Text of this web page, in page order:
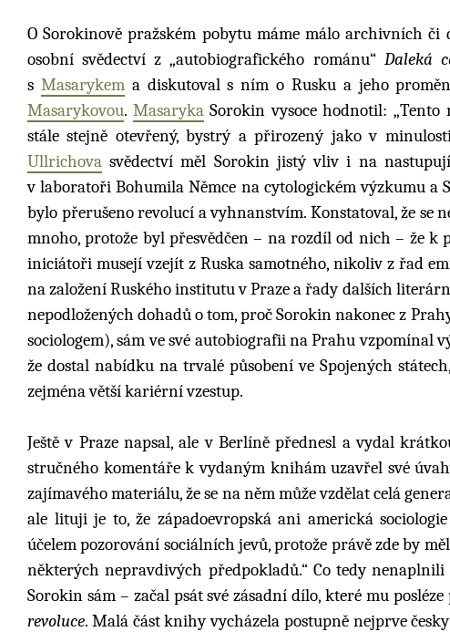
O Sorokinově pražském pobytu máme málo archivních
osobní svědectví z „autobiografického románu“ Daleká
s Masarykema diskutoval s ním o Rusku a jeho
Masarykovou. MasarykaSorokin vysoce hodnotil: „Tento
stále stejně otevřený, bystrý a přirozený jako v
Ullrichova svědectví měl Sorokin jistý vliv i na
v laboratoři Bohumila Němce na cytologickém výzkumu a
bylo přerušeno revolucí a vyhnanstvím. Konstatoval, že se
mnoho, protože byl přesvědčen – na rozdíl od nich – že k
iniciátoři musejí vzejít z Ruska samotného, nikoliv z řad
na založení Ruského institutu v Praze a řady dalších
nepodložených dohadů o tom, proč Sorokin nakonec z
sociologem), sám ve své autobiografii na Prahu
že dostal nabídku na trvalé působení ve Spojených
zejména větší kariérní vzestup.
Ještě v Praze napsal, ale v Berlíně přednesl a vydal
stručného komentáře k vydaným knihám uzavřel své
zajímavého materiálu, že se na něm může vzdělat celá
ale lituji je to, že západoevropská ani americká
účelem pozorování sociálních jevů, protože právě zde by
některých nepravdivých předpokladů.“ Co tedy
Sorokin sám – začal psát své zásadní dílo, které mu
revoluce. Malá část knihy vycházela postupně nejprve